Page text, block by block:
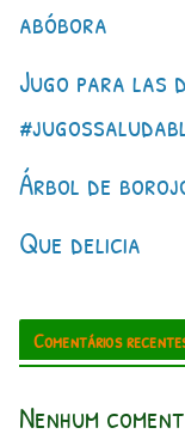
abóbora
Jugo para las
Árbol de
Que delicia
Comentários
Nenhum